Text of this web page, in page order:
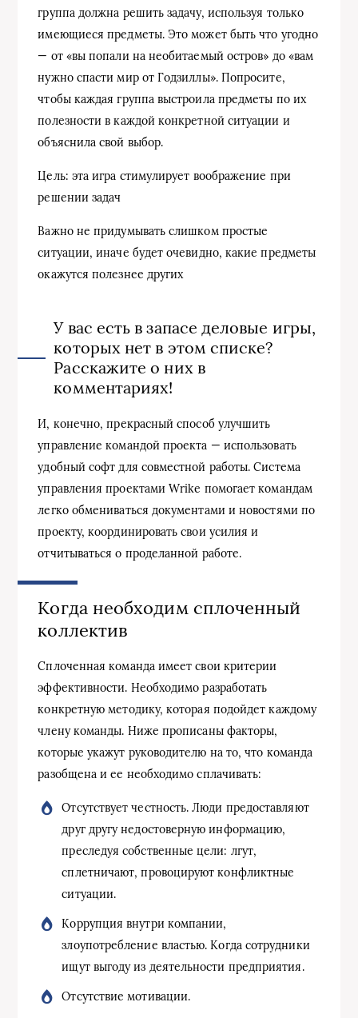
группа должна решить задачу, используя только
имеющиеся предметы. Это может быть что угодно
— от «вы попали на необитаемый остров» до «вам
нужно спасти мир от Годзиллы». Попросите,
чтобы каждая группа выстроила предметы по их
полезности в каждой конкретной ситуации и
объяснила свой выбор.
Цель: эта игра стимулирует воображение при
решении задач
Важно не придумывать слишком простые
ситуации, иначе будет очевидно, какие предметы
окажутся полезнее других
У вас есть в запасе деловые игры,
которых нет в этом списке?
Расскажите о них в
комментариях!
И, конечно, прекрасный способ улучшить
управление командой проекта — использовать
удобный софт для совместной работы. Система
управления проектами Wrike помогает командам
легко обмениваться документами и новостями по
проекту, координировать свои усилия и
отчитываться о проделанной работе.
Когда необходим сплоченный
коллектив
Сплоченная команда имеет свои критерии
эффективности. Необходимо разработать
конкретную методику, которая подойдет каждому
члену команды. Ниже прописаны факторы,
которые укажут руководителю на то, что команда
разобщена и ее необходимо сплачивать:
Отсутствует честность. Люди предоставляют
друг другу недостоверную информацию,
преследуя собственные цели: лгут,
сплетничают, провоцируют конфликтные
ситуации.
Коррупция внутри компании,
злоупотребление властью. Когда сотрудники
ищут выгоду из деятельности предприятия.
Отсутствие мотивации.